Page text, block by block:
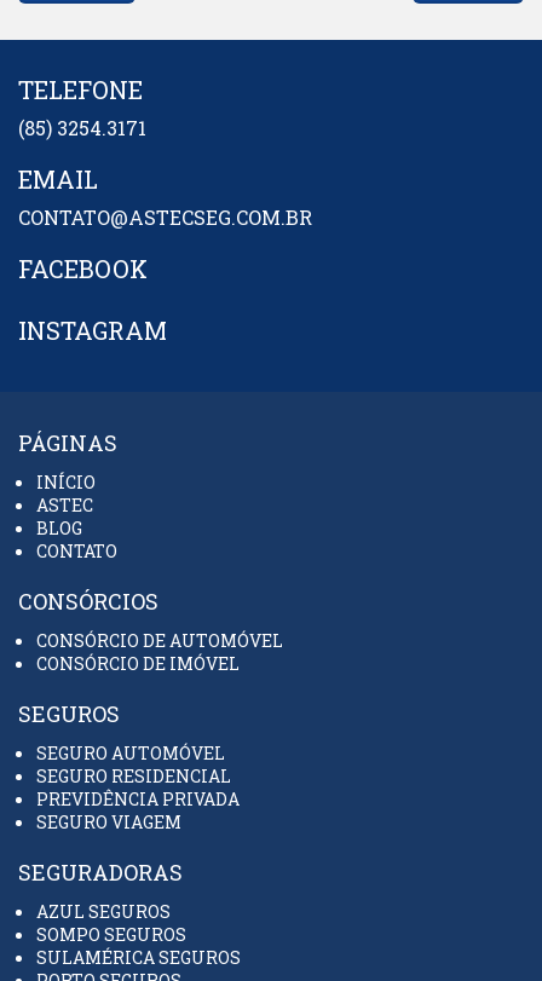
TELEFONE
(85) 3254.3171
EMAIL
CONTATO@ASTECSEG.COM.BR
FACEBOOK
INSTAGRAM
PÁGINAS
INÍCIO
ASTEC
BLOG
CONTATO
CONSÓRCIOS
CONSÓRCIO DE AUTOMÓVEL
CONSÓRCIO DE IMÓVEL
SEGUROS
SEGURO AUTOMÓVEL
SEGURO RESIDENCIAL
PREVIDÊNCIA PRIVADA
SEGURO VIAGEM
SEGURADORAS
AZUL SEGUROS
SOMPO SEGUROS
SULAMÉRICA SEGUROS